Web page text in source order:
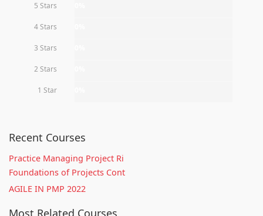
5 Stars
4 Stars
3 Stars
2 Stars
1 Star
Recent Courses
Practice Managing Project Ri
Foundations of Projects Cont
AGILE IN PMP 2022
Most Related Courses